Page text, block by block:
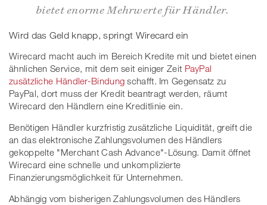
bietet enorme Mehrwerte für Händler.
Wird das Geld knapp, springt Wirecard ein
Wirecard macht auch im Bereich Kredite mit und bietet einen
ähnlichen Service, mit dem seit einiger Zeit PayPal
zusätzliche Händler-Bindung schafft. Im Gegensatz zu
PayPal, dort muss der Kredit beantragt werden, räumt
Wirecard den Händlern eine Kreditlinie ein.
Benötigen Händler kurzfristig zusätzliche Liquidität, greift die
an das elektronische Zahlungsvolumen des Händlers
gekoppelte "Merchant Cash Advance"-Lösung. Damit öffnet
Wirecard eine schnelle und unkomplizierte
Finanzierungsmöglichkeit für Unternehmen.
Abhängig vom bisherigen Zahlungsvolumen des Händlers